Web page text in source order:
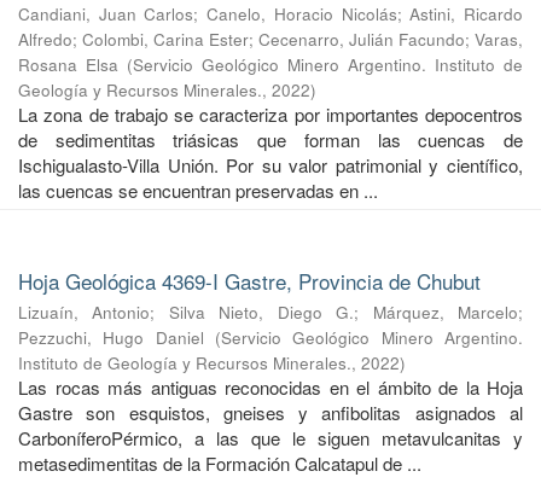
Candiani, Juan Carlos;Canelo, Horacio Nicolás;Astini, Ricardo
Alfredo; Colombi, Carina Ester; Cecenarro, Julián Facundo; Varas,
Rosana Elsa (Servicio Geológico Minero Argentino. Instituto de
Geología y Recursos Minerales., 2022)
La zona de trabajo se caracteriza por importantes depocentros
de sedimentitas triásicas que forman las cuencas de
Ischigualasto-Villa Unión. Por su valor patrimonial y cientíﬁco,
las cuencas se encuentran preservadas en ...
Hoja Geológica 4369-I Gastre, Provincia de Chubut
Lizuaín, Antonio; Silva Nieto, Diego G.; Márquez, Marcelo;
Pezzuchi, Hugo Daniel (Servicio Geológico Minero Argentino.
Instituto de Geología y Recursos Minerales., 2022)
Las rocas más antiguas reconocidas en el ámbito de la Hoja
Gastre son esquistos, gneises y anfibolitas asignados al
CarboníferoPérmico, a las que le siguen metavulcanitas y
metasedimentitas de la Formación Calcatapul de ...